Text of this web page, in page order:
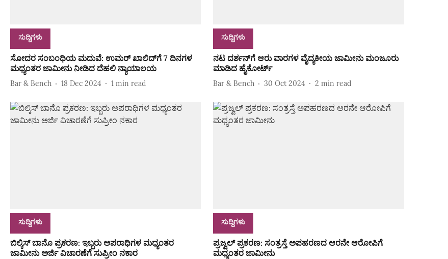
ಸುದ್ದಿಗಳು
ಸೋದರ ಸಂಬಂಧಿಯ ಮದುವೆ: ಉಮರ್ ಖಾಲಿದ್‌ಗೆ 7 ದಿನಗಳ
ಮಧ್ಯಂತರ ಜಾಮೀನು ನೀಡಿದ ದೆಹಲಿ ನ್ಯಾಯಾಲಯ
Bar & Bench 18 Dec 2024 1 min read
ಸುದ್ದಿಗಳು
ನಟ ದರ್ಶನ್‌ಗೆ ಆರು ವಾರಗಳ ವೈದ್ಯಕೀಯ ಜಾಮೀನು ಮಂಜೂರು
ಮಾಡಿದ ಹೈಕೋರ್ಟ್‌
Bar & Bench 30 Oct 2024 2 min read
ಸುದ್ದಿಗಳು
ಬಿಲ್ಕಿಸ್‌ ಬಾನೊ ಪ್ರಕರಣ: ಇಬ್ಬರು ಅಪರಾಧಿಗಳ ಮಧ್ಯಂತರ
ಜಾಮೀನು ಅರ್ಜಿ ವಿಚಾರಣೆಗೆ ಸುಪ್ರೀಂ ನಕಾರ
ಸುದ್ದಿಗಳು
ಪ್ರಜ್ವಲ್‌ ಪ್ರಕರಣ: ಸಂತ್ರಸ್ತೆ ಅಪಹರಣದ ಆರನೇ ಆರೋಪಿಗೆ
ಮಧ್ಯಂತರ ಜಾಮೀನು